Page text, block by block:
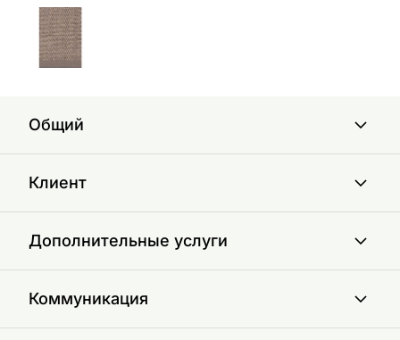
Общий
Клиент
Дополнительные услуги
Коммуникация